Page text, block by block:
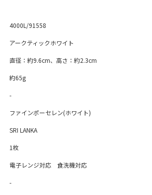
4000L/91558
アークティックホワイト
直径：約9.6cm、高さ：約2.3cm
約65g
-
ファインポーセレン(ホワイト)
SRI LANKA
1枚
電子レンジ対応 食洗機対応
-